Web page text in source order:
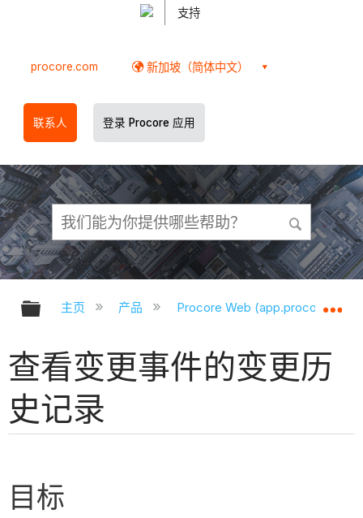
支持
procore.com 新加坡（简体中文）
联系人 登录 Procore 应用
扩展/隐缩全局层次
主页 产品 Procore Web
查看变更事件的变更历
史记录
目标